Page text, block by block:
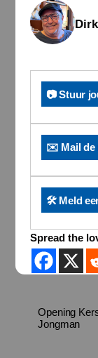
📷 Stuur
✉️ Mail de
🛠️ Meld
Spread the
Opening
Jongman